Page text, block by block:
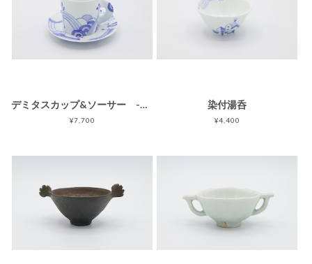
デミタスカップ&ソーサー -街-
¥7,700
染付湯呑
¥4,400